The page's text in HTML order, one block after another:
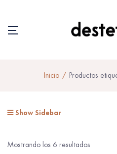
Inicio Productos
Show Sidebar
Mostrando los 6 resultados